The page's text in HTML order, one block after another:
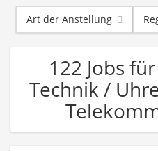
Art der Anstellung
122 Jobs
Technik /